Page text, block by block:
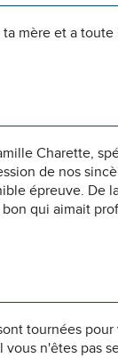
mère et a
Charette,
de nos
épreuve. De
qui aimait
tournées
n'êtes pas